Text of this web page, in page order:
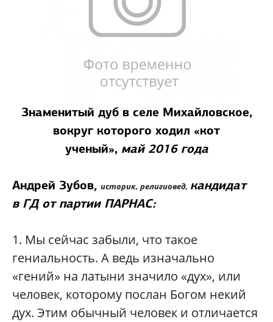
Знаменитый дуб в селе Михайловское,
вокруг которого ходил «кот
ученый», май 2016 года
Андрей Зубов, историк, религиовед, кандидат
в ГДот партии ПАРНАС:
1. Мы сейчас забыли, что такое
гениальность. А ведь изначально
«гений» на латыни значило «дух», или
человек, которому послан Богом некий
дух. Этим обычный человек и отличается